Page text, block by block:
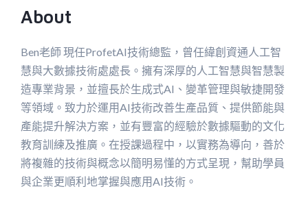
About
Ben老師 現任ProfetAI技術總監，曾任緯創資通人工智
慧與大數據技術處處長。擁有深厚的人工智慧與智慧製
造專業背景，並擅長於生成式AI、變革管理與敏捷開發
等領域。致力於運用AI技術改善生產品質、提供節能與
產能提升解決方案，並有豐富的經驗於數據驅動的文化
教育訓練及推廣。在授課過程中，以實務為導向，善於
將複雜的技術與概念以簡明易懂的方式呈現，幫助學員
與企業更順利地掌握與應用AI技術。